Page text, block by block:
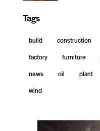
Tags
build construction
factory
furniture
news
oil plant
wind